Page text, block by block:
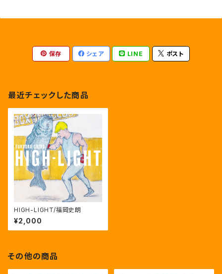
保存 シェア LINE ポスト
最近チェックした商品
HIGH-LIGHT/福岡史朗
¥2,000
その他の商品